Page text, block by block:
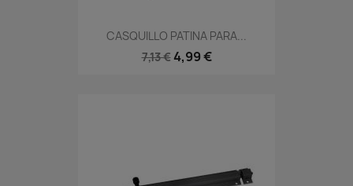
CASQUILLO PATINA PARA...
7,13 € 4,99 €